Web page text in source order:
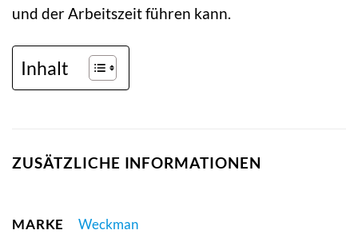
und der Arbeitszeit führen kann.
Inhalt
ZUSÄTZLICHE INFORMATIONEN
MARKE Weckman